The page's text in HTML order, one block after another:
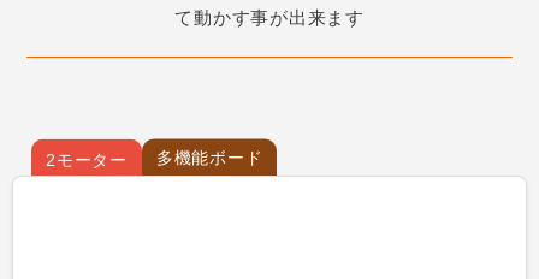
て動かす事が出来ます
2モーター 多機能ボード